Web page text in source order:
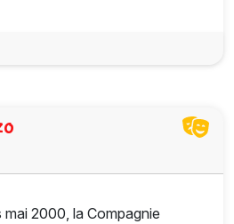
2000, la Compagnie